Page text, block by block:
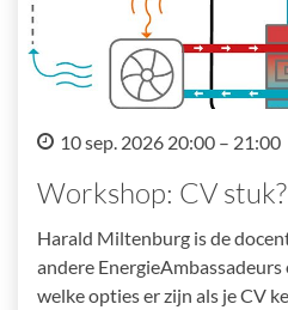
10 sep. 2026 20:00 – 21:00
Workshop: CV
Harald Miltenburg is de
andere
welke opties er zijn als je CV